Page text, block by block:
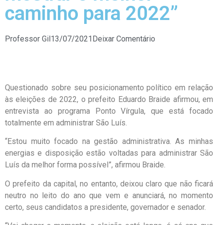
caminho para 2022”
Professor Gil13/07/2021Deixar Comentário
Questionado sobre seu posicionamento político em relação
às eleições de 2022, o prefeito Eduardo Braide afirmou, em
entrevista ao programa Ponto Vírgula, que está focado
totalmente em administrar São Luís.
“Estou muito focado na gestão administrativa. As minhas
energias e disposição estão voltadas para administrar São
Luís da melhor forma possível”, afirmou Braide.
O prefeito da capital, no entanto, deixou claro que não ficará
neutro no leito do ano que vem e anunciará, no momento
certo, seus candidatos a presidente, governador e senador.